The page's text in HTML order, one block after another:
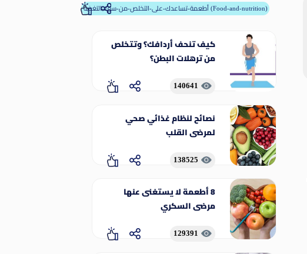
المغذيات الدقيقة الجسم من إنتاج الإنزيمات والهرمونات
وغيرها من المواد اللازمة للنمو والنماء على نحو ملائم
أطعمة-تساعدك-على-التخلص-من-سوء-التغذية (Food-and-nutrition)
كيف تنحف أردافك؟ وتتخلص
من ترهلات البطن؟
140641
نصائح لنظام غذائي صحي
لمرضى القلب
138525
8 أطعمة لا يستغنى عنها
مرضى السكري
129391